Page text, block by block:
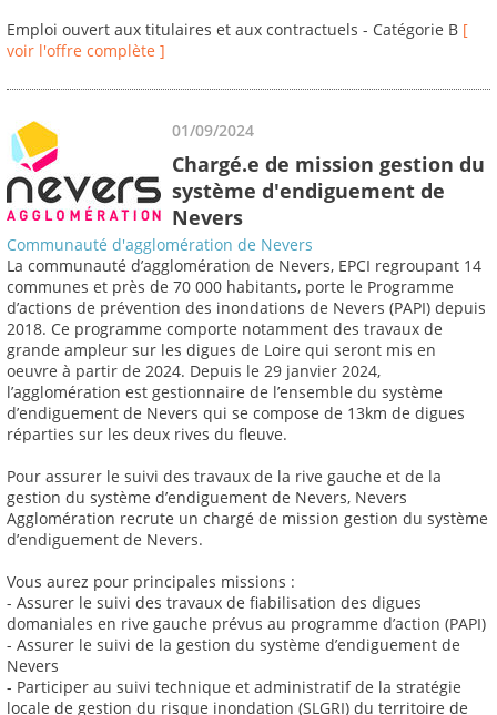
Emploi ouvert aux titulaires et aux contractuels - Catégorie B [
voir l'offre complète ]
01/09/2024
Chargé.e de mission gestion du
système d'endiguement de
Nevers
Communauté d'agglomération de Nevers
La communauté d’agglomération de Nevers, EPCI regroupant 14
communes et près de 70 000 habitants, porte le Programme
d’actions de prévention des inondations de Nevers (PAPI) depuis
2018. Ce programme comporte notamment des travaux de
grande ampleur sur les digues de Loire qui seront mis en
oeuvre à partir de 2024. Depuis le 29 janvier 2024,
l’agglomération est gestionnaire de l’ensemble du système
d’endiguement de Nevers qui se compose de 13km de digues
réparties sur les deux rives du fleuve.
Pour assurer le suivi des travaux de la rive gauche et de la
gestion du système d’endiguement de Nevers, Nevers
Agglomération recrute un chargé de mission gestion du système
d’endiguement de Nevers.
Vous aurez pour principales missions :
- Assurer le suivi des travaux de fiabilisation des digues
domaniales en rive gauche prévus au programme d’action (PAPI)
- Assurer le suivi de la gestion du système d’endiguement de
Nevers
- Participer au suivi technique et administratif de la stratégie
locale de gestion du risque inondation (SLGRI) du territoire de